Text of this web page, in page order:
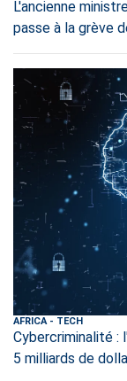
L'ancienne
passe à la grève
AFRICA- TECH
Cybercriminalité
5 milliards de